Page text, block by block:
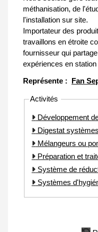
méthanisation, de
l'installation sur site.
Importateur des
travaillons en étroite
fournisseur qui
expériences en station
Représente : Fan
Activités
Développement
Digestat
Mélangeurs ou
Préparation et
Système de
Systèmes